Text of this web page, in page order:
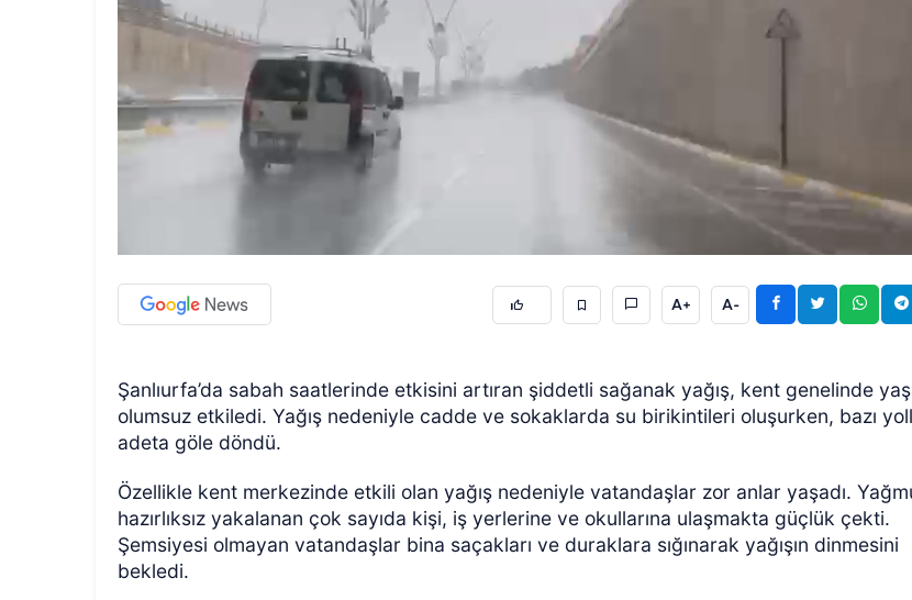
A+ A-
Şanlıurfa’da sabah saatlerinde etkisini artıran şiddetli sağanak yağış, kent genelinde
olumsuz etkiledi. Yağış nedeniyle cadde ve sokaklarda su birikintileri oluşurken, bazı
adeta göle döndü.
Özellikle kent merkezinde etkili olan yağış nedeniyle vatandaşlar zor anlar yaşadı.
hazırlıksız yakalanan çok sayıda kişi, iş yerlerine ve okullarına ulaşmakta güçlük çekti.
Şemsiyesi olmayan vatandaşlar bina saçakları ve duraklara sığınarak yağışın dinmesini
bekledi.